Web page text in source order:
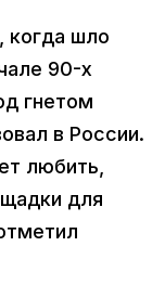
когда шло
90-х
гнетом
в России.
любить,
для